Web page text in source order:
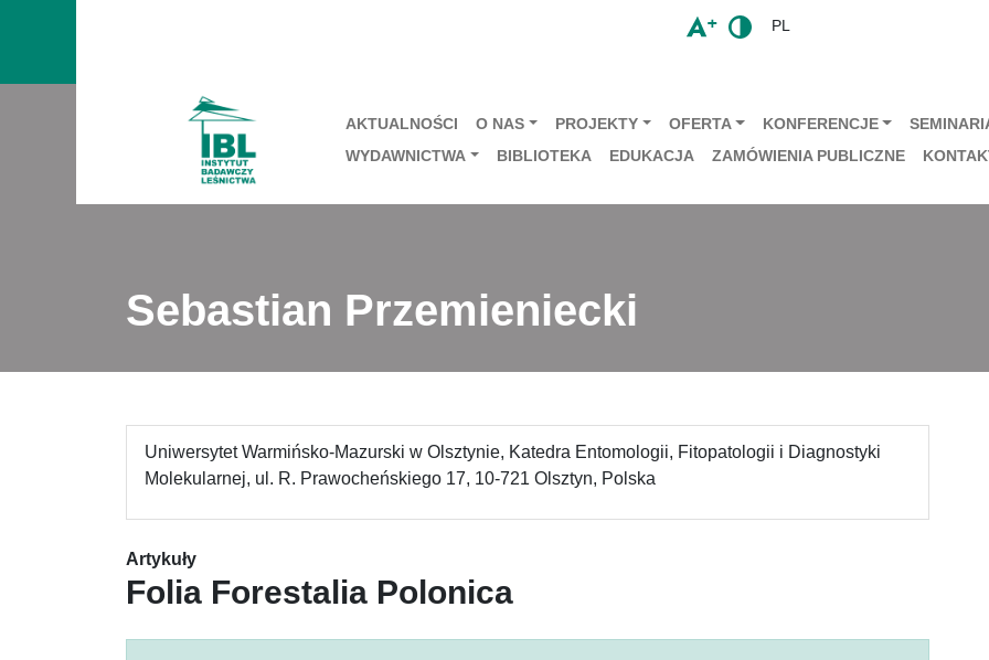
PL
AKTUALNOŚCI O NAS PROJEKTY OFERTA KONFERENCJE
WYDAWNICTWA
BIBLIOTEKA EDUKACJA ZAMÓWIENIA PUBLICZNE
Sebastian Przemieniecki
Uniwersytet Warmińsko-Mazurski w Olsztynie, Katedra Entomologii, Fitopatologii i Diagnostyki
Molekularnej, ul. R. Prawocheńskiego 17, 10-721 Olsztyn, Polska
Artykuły
Folia Forestalia Polonica